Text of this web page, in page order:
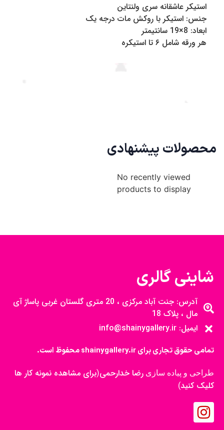
استیکر عاشقانه سری ولنتاین
جنس: استیکر با روکش مات درجه یک
ابعاد: 8×19 سانتیمتر
هر ورقه شامل ۶ تا استیکره
محصولات پیشنهادی
No recently viewed
products to display
شاینی گالری
آدرس: جنت آباد مرکزی ، 20 متری گلستان غربی پاساژ آی
مال ، پلاک 18
ایمیل: info@shainygallery.ir
تمامی حقوق تجاری برای shainygallery.ir محفوظ است.
طراحی و پیاده سازی رضا خدارحمی(برای مشاهده نمونه کار ها
کلیک کنید)
شما عزیزان خواهد رسید.
همچین برای خرید حضوری از شاینی گالری میتوانید به فروشگاه ما
آی مال ، پلاک 18 مراجعه نمایید.